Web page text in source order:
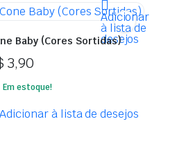
Adicionar
à lista de
desejos
Baby (Cores Sortidas)
3,90
Em estoque!
Adicionar à lista de desejos